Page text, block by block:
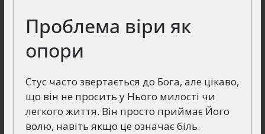
Проблема віри як
опори
Стус часто звертається до Бога, але цікаво,
що він не просить у Нього милості чи
легкого життя. Він просто приймає Його
волю, навіть якщо це означає біль.